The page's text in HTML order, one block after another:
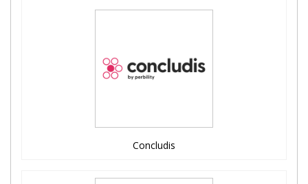
Concludis